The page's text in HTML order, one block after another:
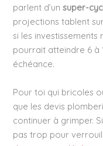
parlent d’unsuper-
projections tablent
si les investissements
pourrait atteindre 6 à
échéance.
Pour toi qui bricoles
que les devis
continuer à grimper.
pas trop pour